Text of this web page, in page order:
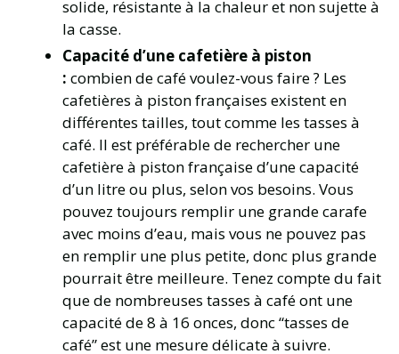
solide, résistante à la chaleur et non sujette à
la casse.
Capacité d’une cafetière à piston
: combien de café voulez-vous faire ? Les
cafetières à piston françaises existent en
différentes tailles, tout comme les tasses à
café. Il est préférable de rechercher une
cafetière à piston française d’une capacité
d’un litre ou plus, selon vos besoins. Vous
pouvez toujours remplir une grande carafe
avec moins d’eau, mais vous ne pouvez pas
en remplir une plus petite, donc plus grande
pourrait être meilleure. Tenez compte du fait
que de nombreuses tasses à café ont une
capacité de 8 à 16 onces, donc “tasses de
café” est une mesure délicate à suivre.